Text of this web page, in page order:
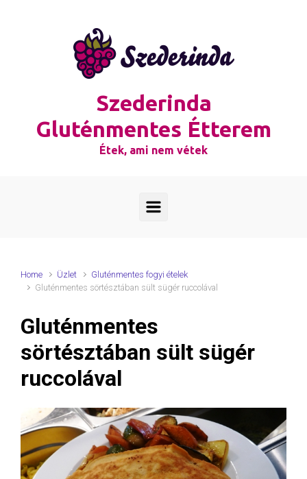
Szederinda
Gluténmentes Étterem
Étek, ami nem vétek
Home Üzlet
Gluténmentes fogyi ételek
Gluténmentes sörtésztában sült sügér ruccolával
Gluténmentes
sörtésztában sült sügér
ruccolával